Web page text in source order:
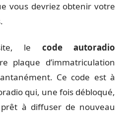
vous devriez obtenir votre
le code autoradio
plaque d’immatriculation
Ce code est à
qui, une fois débloqué,
à diffuser de nouveau